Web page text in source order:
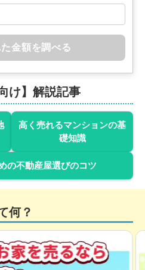
土地面積: 165㎡
2022年10月
土地面積:165㎡
金額を調べる
け】解説記事
高く売れるマンションの基
礎知識
の不動産屋選びのコツ
何？